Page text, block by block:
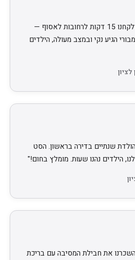
"גרים בראשון לציון ולקחנו 15 דקות לרחובות לאסוף —
הגיע נקי ובמצב מעולה, הילדים
שנתיים בדירה בראשון. הסט
הילדים נהנו שעות. מומלץ בחום!"
את חבילת המסיבה עם בריכת